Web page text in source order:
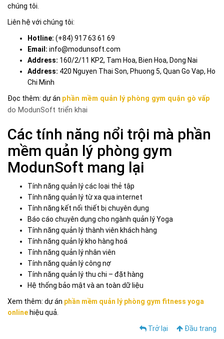
chúng tôi.
Liên hệ với chúng tôi:
Hotline: (+84) 917 63 61 69
Email: info@modunsoft.com
Address: 160/2/11 KP2, Tam Hoa, Bien Hoa, Dong Nai
Address: 420 Nguyen Thai Son, Phuong 5, Quan Go Vap, Ho
Chi Minh
Đọc thêm: dự án phần mềm quản lý phòng gym quận gò vấp
do ModunSoft triển khai
Các tính năng nổi trội mà phần
mềm quản lý phòng gym
ModunSoft mang lại
Tính năng quản lý các loại thẻ tập
Tính năng quản lý từ xa qua internet
Tính năng kết nối thiết bị chuyên dụng
Báo cáo chuyên dụng cho ngành quản lý Yoga
Tính năng quản lý thành viên khách hàng
Tính năng quản lý kho hàng hoá
Tính năng quản lý nhân viên
Tính năng quản lý công nợ
Tính năng quản lý thu chi – đặt hàng
Hệ thống bảo mật và an toàn dữ liệu
Xem thêm: dự án phần mềm quản lý phòng gym fitness yoga
onlinehiệu quả.
Trở lại
Đầu trang